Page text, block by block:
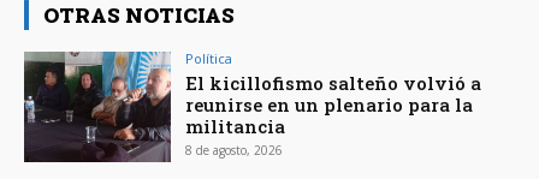
OTRAS NOTICIAS
Política
El kicillofismo salteño volvió a
reunirse en un plenario para la
militancia
8 de agosto, 2026